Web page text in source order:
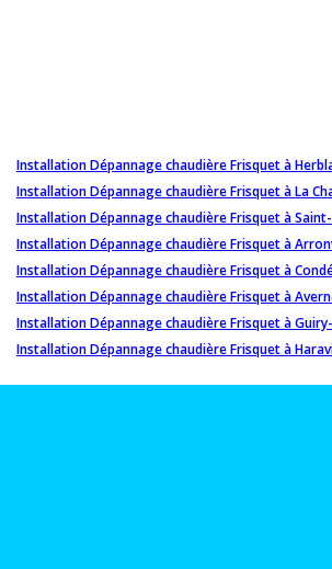
Installation Dépannage chaudière Frisquet à
Installation Dépannage chaudière Frisquet à La
Installation Dépannage chaudière Frisquet à
Installation Dépannage chaudière Frisquet à
Installation Dépannage chaudière Frisquet à
Installation Dépannage chaudière Frisquet à
Installation Dépannage chaudière Frisquet à
Installation Dépannage chaudière Frisquet à